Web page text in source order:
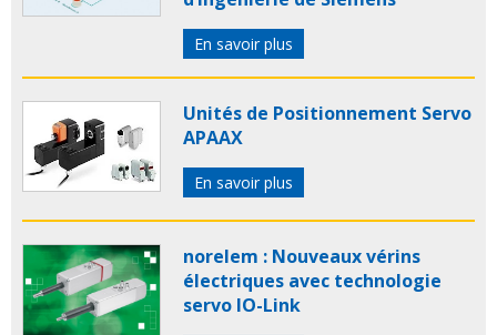
En savoir plus
Unités de Positionnement Servo
APAAX
En savoir plus
norelem : Nouveaux vérins
électriques avec technologie
servo IO-Link